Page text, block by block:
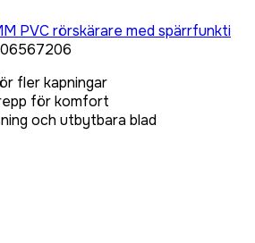
PVC rörskärare med spärrfunkti
567206
fler kapningar
för komfort
och utbytbara blad